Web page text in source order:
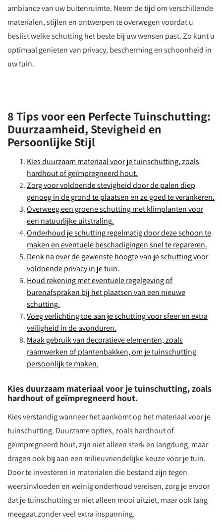
ambiance van uw buitenruimte. Neem de tijd om verschillende
materialen, stijlen en ontwerpen te overwegen voordat u
beslist welke schutting het beste bij uw wensen past. Zo kunt u
optimaal genieten van privacy, bescherming en schoonheid in
uw tuin.
8 Tips voor een Perfecte Tuinschutting:
Duurzaamheid, Stevigheid en
Persoonlijke Stijl
Kies duurzaam materiaal voor je tuinschutting, zoals
hardhout of geïmpregneerd hout.
Zorg voor voldoende stevigheid door de palen diep
genoeg in de grond te plaatsen en ze goed te verankeren.
Overweeg een groene schutting met klimplanten voor
een natuurlijke uitstraling.
Onderhoud je schutting regelmatig door deze schoon te
maken en eventuele beschadigingen snel te repareren.
Denk na over de gewenste hoogte van je schutting voor
voldoende privacy in je tuin.
Houd rekening met eventuele regelgeving of
burenafspraken bij het plaatsen van een nieuwe
schutting.
Voeg verlichting toe aan je schutting voor sfeer en extra
veiligheid in de avonduren.
Maak gebruik van decoratieve elementen, zoals
raamwerken of plantenbakken, om je tuinschutting
persoonlijk te maken.
Kies duurzaam materiaal voor je tuinschutting, zoals
hardhout of geïmpregneerd hout.
Kies verstandig wanneer het aankomt op het materiaal voor je
tuinschutting. Duurzame opties, zoals hardhout of
geïmpregneerd hout, zijn niet alleen sterk en langdurig, maar
dragen ook bij aan een milieuvriendelijke keuze voor je tuin.
Door te investeren in materialen die bestand zijn tegen
weersinvloeden en weinig onderhoud vereisen, zorg je ervoor
dat je tuinschutting er niet alleen mooi uitziet, maar ook lang
meegaat zonder veel extra inspanning.